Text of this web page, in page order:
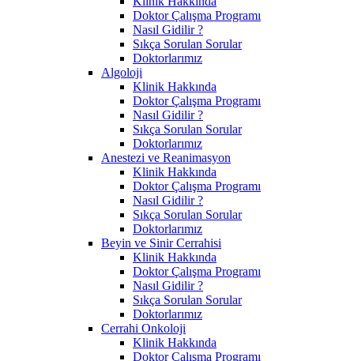
Doktor Çalışma Programı
Nasıl Gidilir ?
Sıkça Sorulan Sorular
Doktorlarımız
Algoloji
Klinik Hakkında
Doktor Çalışma Programı
Nasıl Gidilir ?
Sıkça Sorulan Sorular
Doktorlarımız
Anestezi ve Reanimasyon
Klinik Hakkında
Doktor Çalışma Programı
Nasıl Gidilir ?
Sıkça Sorulan Sorular
Doktorlarımız
Beyin ve Sinir Cerrahisi
Klinik Hakkında
Doktor Çalışma Programı
Nasıl Gidilir ?
Sıkça Sorulan Sorular
Doktorlarımız
Cerrahi Onkoloji
Klinik Hakkında
Doktor Çalışma Programı